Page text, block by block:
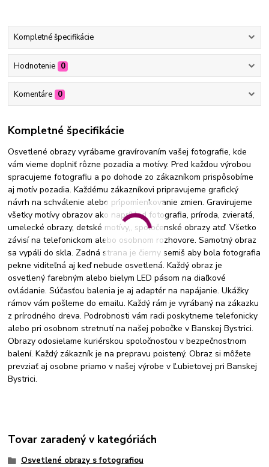
Kompletné špecifikácie
Hodnotenie 0
Komentáre 0
Kompletné špecifikácie
Osvetlené obrazy vyrábame gravírovaním vašej fotografie, kde
vám vieme doplniť rôzne pozadia a motívy. Pred každou výrobou
spracujeme fotografiu a po dohode zo zákazníkom prispôsobíme
aj motív pozadia. Každému zákazníkovi pripravujeme grafický
návrh na schválenie alebo pripomienkovanie zmien. Gravirujeme
všetky motívy obrazov ako napríklad fotografia, príroda, zvieratá,
umelecké obrazy, detské motívy,, spoločenské obrazy atď. Všetko
závisí na telefonickom alebo osobnom rozhovore. Samotný obraz
sa vypáli do skla. Zadná strana je čierny semiš aby bola fotografia
pekne viditeľná aj keď nebude osvetlená. Každý obraz je
osvetlený farebným alebo bielym LED pásom na diaľkové
ovládanie. Súčasťou balenia je aj adaptér na napájanie. Ukážky
rámov vám pošleme do emailu. Každý rám je vyrábaný na zákazku
z prírodného dreva. Podrobnosti vám radi poskytneme telefonicky
alebo pri osobnom stretnutí na našej pobočke v Banskej Bystrici.
Obrazy odosielame kuriérskou spoločnosťou v bezpečnostnom
balení. Každý zákazník je na prepravu poistený. Obraz si môžete
prevziať aj osobne priamo v našej výrobe v Ľubietovej pri Banskej
Bystrici.
Tovar zaradený v kategóriách
Osvetlené obrazy s fotografiou